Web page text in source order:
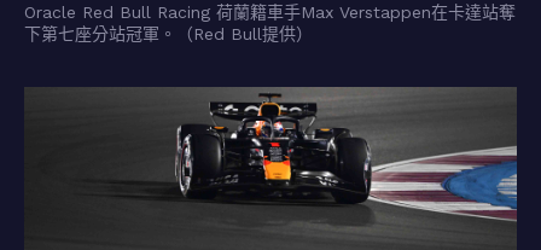
Oracle Red Bull Racing 荷蘭籍車手Max Verstappen在卡達站奪
下第七座分站冠軍。（Red Bull提供）